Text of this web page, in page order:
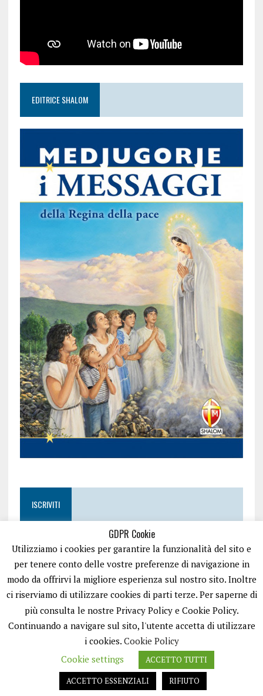
EDITRICE SHALOM
ISCRIVITI
EASYNEWS24 È UN PORTALE GESTITO DA FRANCESCO TV - PARTITA IVA
08792490727 - TESTATA GIORNALISTICA REGISTRATA PRESSO IL TRIBUNALE
DI TRANI RG N.256/2018 MOD.21/12/2023. TUTTI I DIRITTI RISERVATI.
GDPR Cookie
Utilizziamo i cookies per garantire la funzionalità del sito e
per tenere conto delle vostre preferenze di navigazione in
modo da offrirvi la migliore esperienza sul nostro sito. Inoltre
ci riserviamo di utilizzare cookies di parti terze. Per saperne di
più consulta le nostre Privacy Policy e Cookie Policy.
Continuando a navigare sul sito, l'utente accetta di utilizzare
i cookies. Cookie Policy
Cookie settings
ACCETTO TUTTI
ACCETTO ESSENZIALI
RIFIUTO